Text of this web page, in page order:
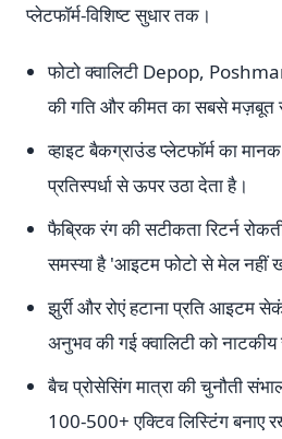
प्लेटफॉर्म-विशिष्ट सुधार तक।
फोटो क्वालिटी Depop,
की गति और कीमत का सबसे
व्हाइट बैकग्राउंड प्लेटफॉर्म का
प्रतिस्पर्धा से ऊपर उठा देता है।
फैब्रिक रंग की सटीकता रिटर्न
समस्या है 'आइटम फोटो से मेल नहीं
झुर्री और रोएं हटाना प्रति आइटम
अनुभव की गई क्वालिटी को
बैच प्रोसेसिंग मात्रा की चुनौती
100-500+ एक्टिव लिस्टिंग बनाए